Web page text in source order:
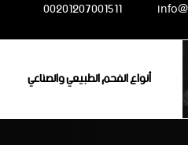
00201207001511
أنواع الفحم الطبيعي والصناعي